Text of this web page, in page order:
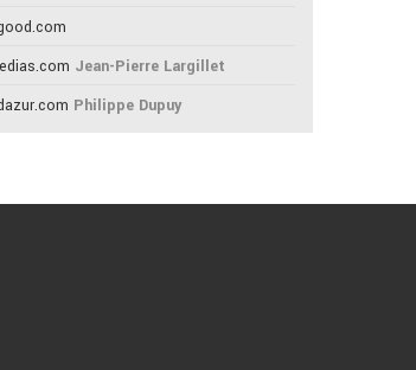
Jean-Pierre Largillet
Philippe Dupuy